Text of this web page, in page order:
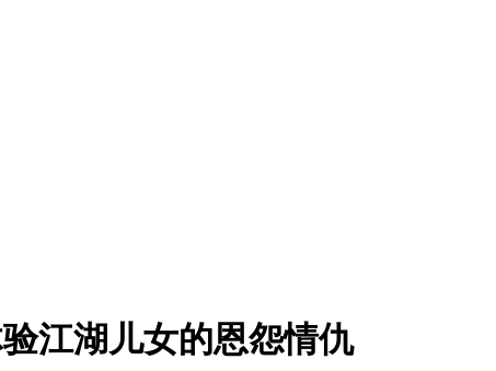
江湖儿女的恩怨情仇